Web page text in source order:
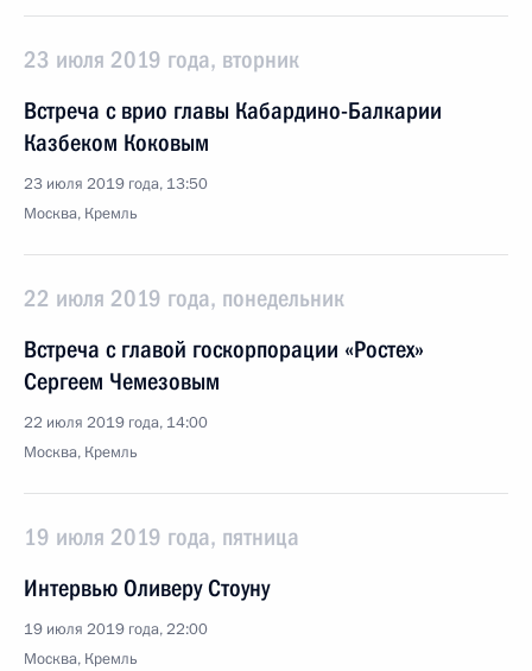
23 июля 2019 года, вторник
Встреча с врио главы Кабардино-Балкарии
Казбеком Коковым
23 июля 2019 года, 13:50
Москва, Кремль
22 июля 2019 года, понедельник
Встреча с главой госкорпорации «Ростех»
Сергеем Чемезовым
22 июля 2019 года, 14:00
Москва, Кремль
19 июля 2019 года, пятница
Интервью Оливеру Стоуну
19 июля 2019 года, 22:00
Москва, Кремль